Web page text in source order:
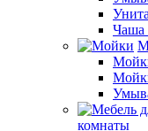
Чаша
комнаты